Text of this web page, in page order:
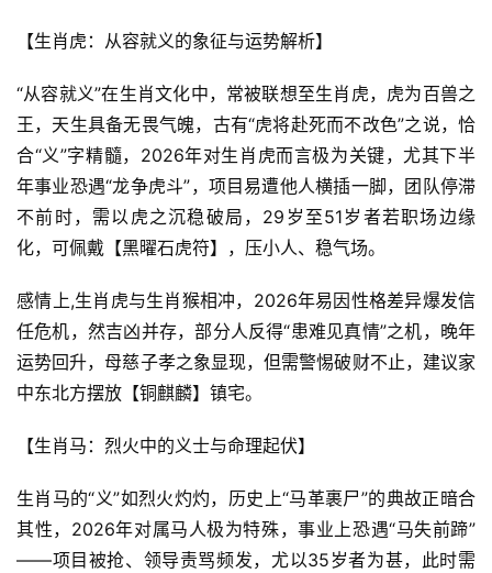
【生肖虎：从容就义的象征与运势解析】
“从容就义”在生肖文化中，常被联想至生肖虎，虎为百兽之
王，天生具备无畏气魄，古有“虎将赴死而不改色”之说，恰
合“义”字精髓，2026年对生肖虎而言极为关键，尤其下半
年事业恐遇“龙争虎斗”，项目易遭他人横插一脚，团队停滞
不前时，需以虎之沉稳破局，29岁至51岁者若职场边缘
化，可佩戴【黑曜石虎符】，压小人、稳气场。
感情上,生肖虎与生肖猴相冲，2026年易因性格差异爆发信
任危机，然吉凶并存，部分人反得“患难见真情”之机，晚年
运势回升，母慈子孝之象显现，但需警惕破财不止，建议家
中东北方摆放【铜麒麟】镇宅。
【生肖马：烈火中的义士与命理起伏】
生肖马的“义”如烈火灼灼，历史上“马革裹尸”的典故正暗合
其性，2026年对属马人极为特殊，事业上恐遇“马失前蹄”
——项目被抢、领导责骂频发，尤以35岁者为甚，此时需